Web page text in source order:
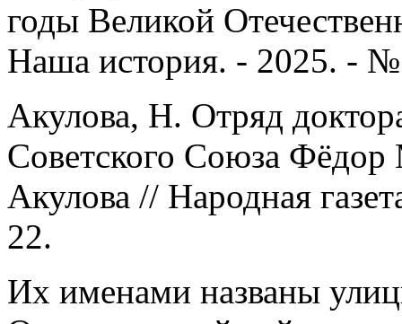
годы Великой
Наша история. - 2025. -
Акулова, Н. Отряд
Советского Союза
Акулова // Народная
22.
Их именами названы